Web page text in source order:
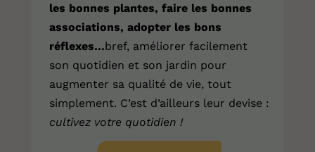
les bonnes plantes, faire les bonnes
associations, adopter les bons
réflexes…bref, améliorer facilement
son quotidien et son jardin pour
augmenter sa qualité de vie, tout
simplement. C’est d’ailleurs leur devise :
cultivez votre quotidien !